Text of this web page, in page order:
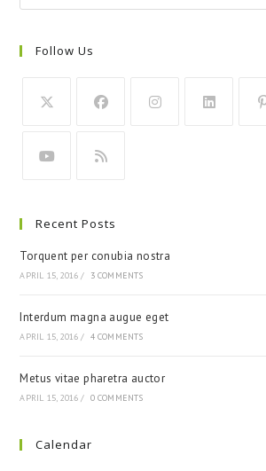
Follow Us
Recent Posts
Torquent per conubia nostra
APRIL 15, 2016 / 3 COMMENTS
Interdum magna augue eget
APRIL 15, 2016 / 4 COMMENTS
Metus vitae pharetra auctor
APRIL 15, 2016 / 0 COMMENTS
Calendar